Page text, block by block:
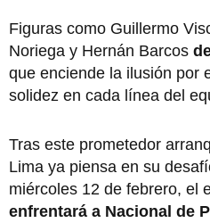
Figuras como Guillermo
Noriega y Hernán Barcos
que enciende la ilusión por
solidez en cada línea del
Tras este prometedor
Lima ya piensa en su
miércoles 12 de febrero, el
enfrentará a Nacional de